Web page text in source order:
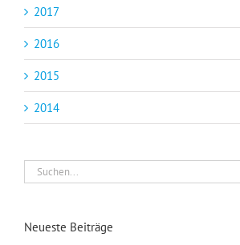
2017
2016
2015
2014
Suche
nach:
Neueste Beiträge